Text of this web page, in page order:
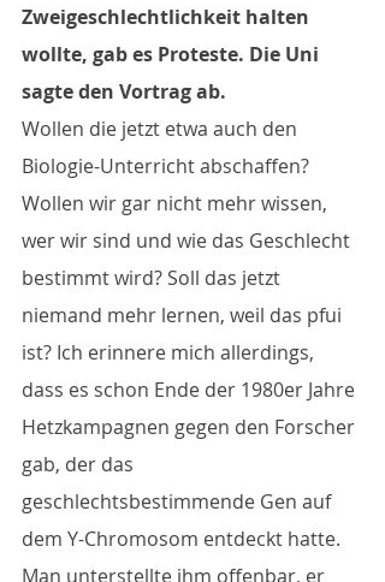
Zweigeschlechtlichkeit halten
wollte, gab es Proteste. Die Uni
sagte den Vortrag ab.
Wollen die jetzt etwa auch den
Biologie-Unterricht abschaffen?
Wollen wir gar nicht mehr wissen,
wer wir sind und wie das Geschlecht
bestimmt wird? Soll das jetzt
niemand mehr lernen, weil das pfui
ist? Ich erinnere mich allerdings,
dass es schon Ende der 1980er Jahre
Hetzkampagnen gegen den Forscher
gab, der das
geschlechtsbestimmende Gen auf
dem Y-Chromosom entdeckt hatte.
Man unterstellte ihm offenbar, er